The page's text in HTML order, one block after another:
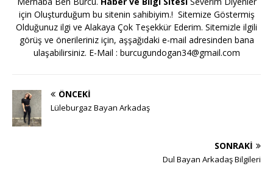
için Oluşturduğum bu sitenin sahibiyim.! Sitemize Göstermiş
Olduğunuz ilgi ve Alakaya Çok Teşekkür Ederim. Sitemizle ilgili
görüş ve önerileriniz için, aşşağıdaki e-mail adresinden bana
ulaşabilirsiniz. E-Mail : burcugundogan34@gmail.com
ÖNCEKI
Lüleburgaz Bayan Arkadaş
SONRAKI
Dul Bayan Arkadaş Bilgileri